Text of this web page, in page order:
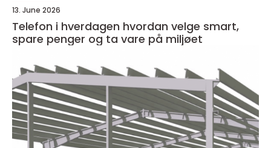
13. June 2026
Telefon i hverdagen hvordan velge smart,
spare penger og ta vare på miljøet